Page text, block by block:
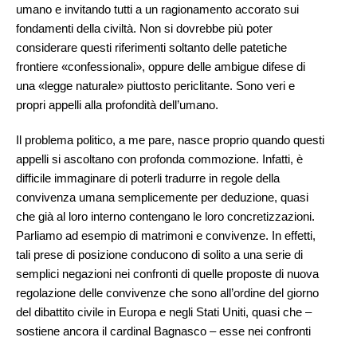
umano e invitando tutti a un ragionamento accorato sui
fondamenti della civiltà. Non si dovrebbe più poter
considerare questi riferimenti soltanto delle patetiche
frontiere «confessionali», oppure delle ambigue difese di
una «legge naturale» piuttosto periclitante. Sono veri e
propri appelli alla profondità dell’umano.
Il problema politico, a me pare, nasce proprio quando questi
appelli si ascoltano con profonda commozione. Infatti, è
difficile immaginare di poterli tradurre in regole della
convivenza umana semplicemente per deduzione, quasi
che già al loro interno contengano le loro concretizzazioni.
Parliamo ad esempio di matrimoni e convivenze. In effetti,
tali prese di posizione conducono di solito a una serie di
semplici negazioni nei confronti di quelle proposte di nuova
regolazione delle convivenze che sono all’ordine del giorno
del dibattito civile in Europa e negli Stati Uniti, quasi che –
sostiene ancora il cardinal Bagnasco – esse nei confronti